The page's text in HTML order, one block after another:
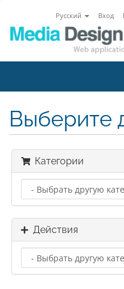
Русский Вход
Выберите
Категории
Действия